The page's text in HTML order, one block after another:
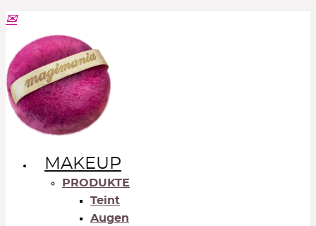
MAKEUP
PRODUKTE
Teint
Augen